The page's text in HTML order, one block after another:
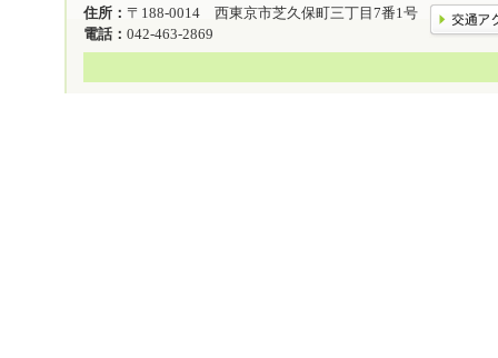
住所： 〒188-0014 西東京市芝久保町三丁目7番1号
電話： 042-463-2869